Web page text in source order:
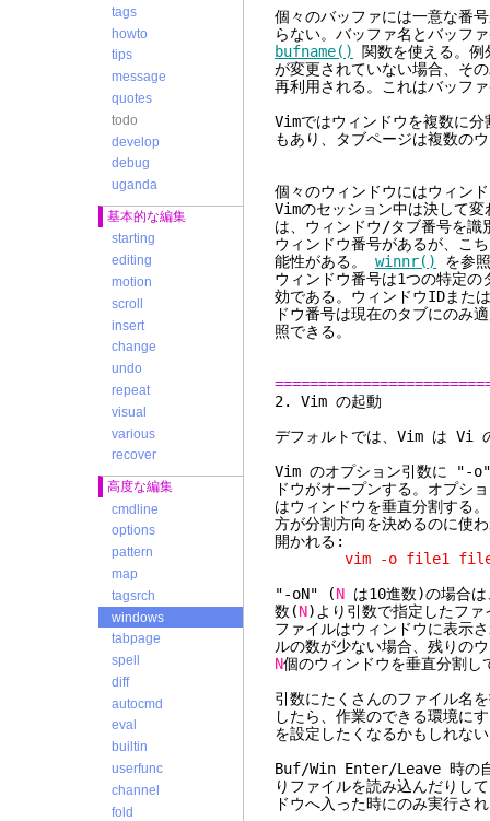
tags
howto
tips
message
quotes
todo
develop
debug
uganda
基本的な編集
starting
editing
motion
scroll
insert
change
undo
repeat
visual
various
recover
高度な編集
cmdline
options
pattern
map
tagsrch
windows
tabpage
spell
diff
autocmd
eval
builtin
userfunc
channel
fold
個々のバッファには一意な番
らない。バッファ名とバッフ
bufname()
関数を使える。
が変更されていない場合、そ
再利用される。これはバッフ
Vimではウィンドウを複数に
もあり、タブページは複数の
個々のウィンドウにはウィン
Vimのセッション中は決して変
は、ウィンドウ/タブ番号を識
ウィンドウ番号があるが、こ
能性がある。 winnr()
を参
ウィンドウ番号は1つの特定
効である。ウィンドウIDまた
ドウ番号は現在のタブにのみ
照できる。
2.
デフォルトでは、Vim は Vi
Vim のオプション引数に "-
ドウがオープンする。オプ
はウィンドウを垂直分割す
方が分割方向を決めるのに使
開かれる:
vim -o file1
"-oN" (N は10進数)の場合は
数(N)より引数で指定したフ
ファイルはウィンドウに表示
ルの数が少ない場合、残りの
N個のウィンドウを垂直分割し
引数にたくさんのファイル名
したら、作業のできる環境に
を設定したくなるかもしれな
Buf/Win Enter/Leave 時の
りファイルを読み込んだりし
ドウへ入った時にのみ実行さ